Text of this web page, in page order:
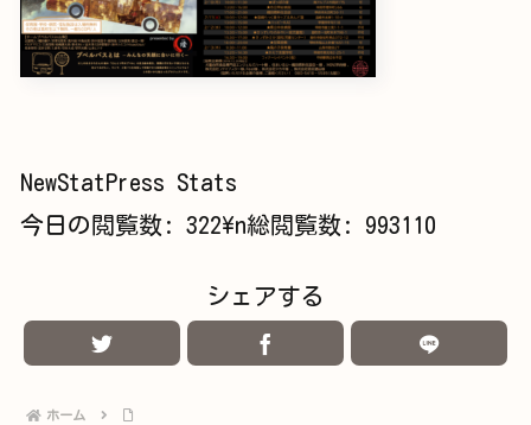
NewStatPress Stats
今日の閲覧数: 322\n総閲覧数: 993110
シェアする
ホーム